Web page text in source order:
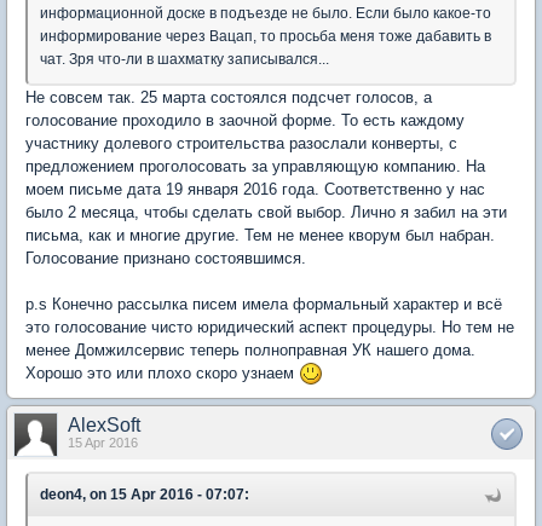
информационной доске в подъезде не было. Если было какое-то
информирование через Вацап, то просьба меня тоже дабавить в
чат. Зря что-ли в шахматку записывался...
Не совсем так. 25 марта состоялся подсчет голосов, а
голосование проходило в заочной форме. То есть каждому
участнику долевого строительства разослали конверты, с
предложением проголосовать за управляющую компанию. На
моем письме дата 19 января 2016 года. Соответственно у нас
было 2 месяца, чтобы сделать свой выбор. Лично я забил на эти
письма, как и многие другие. Тем не менее кворум был набран.
Голосование признано состоявшимся.
p.s Конечно рассылка писем имела формальный характер и всё
это голосование чисто юридический аспект процедуры. Но тем не
менее Домжилсервис теперь полноправная УК нашего дома.
Хорошо это или плохо скоро узнаем
AlexSoft
15 Apr 2016
deon4, on 15 Apr 2016 - 07:07: